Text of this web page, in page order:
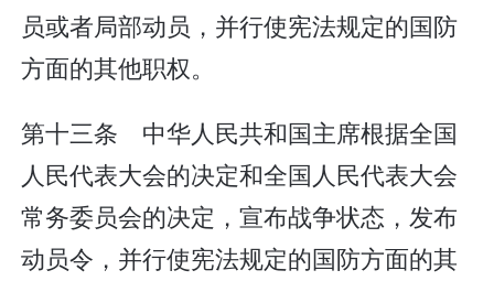
员或者局部动员，并行使宪法规定的国防
方面的其他职权。
第十三条 中华人民共和国主席根据全国
人民代表大会的决定和全国人民代表大会
常务委员会的决定，宣布战争状态，发布
动员令，并行使宪法规定的国防方面的其